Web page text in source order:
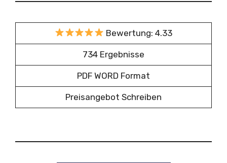
Bewertung: 4.33
734 Ergebnisse
PDF WORD Format
Preisangebot Schreiben